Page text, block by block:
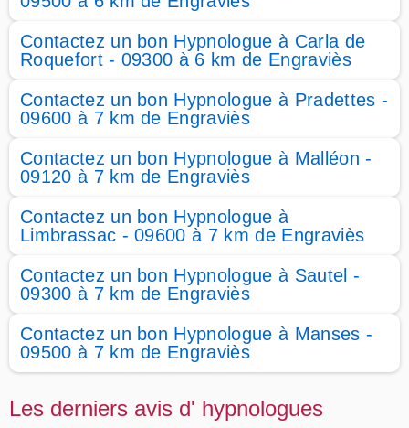
Contactez un bon Hypnologue à Carla de
Roquefort - 09300 à 6 km de Engraviès
Contactez un bon Hypnologue à Pradettes -
09600 à 7 km de Engraviès
Contactez un bon Hypnologue à Malléon -
09120 à 7 km de Engraviès
Contactez un bon Hypnologue à
Limbrassac - 09600 à 7 km de Engraviès
Contactez un bon Hypnologue à Sautel -
09300 à 7 km de Engraviès
Contactez un bon Hypnologue à Manses -
09500 à 7 km de Engraviès
Les derniers avis d' hypnologues